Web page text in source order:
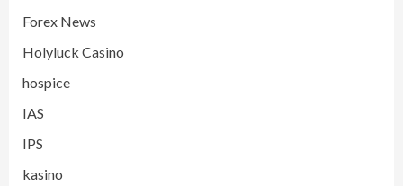
Forex News
Holyluck Casino
hospice
IAS
IPS
kasino